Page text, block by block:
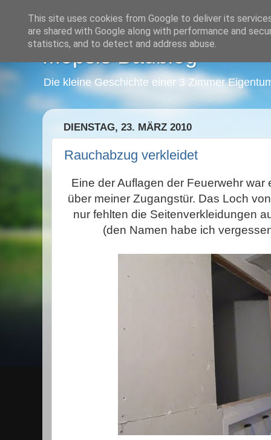
Mopsis Baublog
Die kleine Geschichte einer 3 Zimmer
DIENSTAG, 23. MÄRZ 2010
Rauchabzug verkleidet
Eine der Auflagen der Feuerwehr
über meiner Zugangstür. Das Loch
nur fehlten die Seitenverkleidungen
(den Namen habe ich
This site uses cookies from Google to deliver its
are shared with Google along with performance and
statistics, and to detect and address abuse.